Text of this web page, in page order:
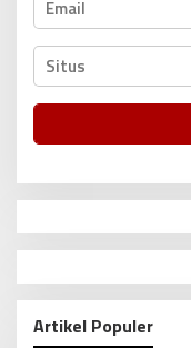
Artikel Populer